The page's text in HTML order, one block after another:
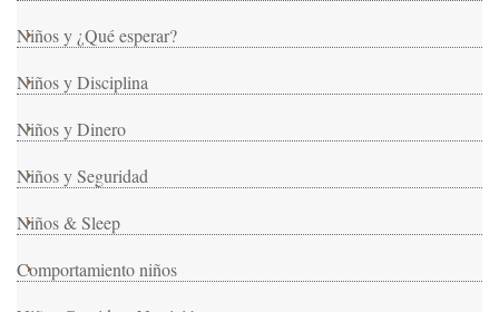
Niños y ¿Qué esperar?
Niños y Disciplina
Niños y Dinero
Niños y Seguridad
Niños & Sleep
Comportamiento niños